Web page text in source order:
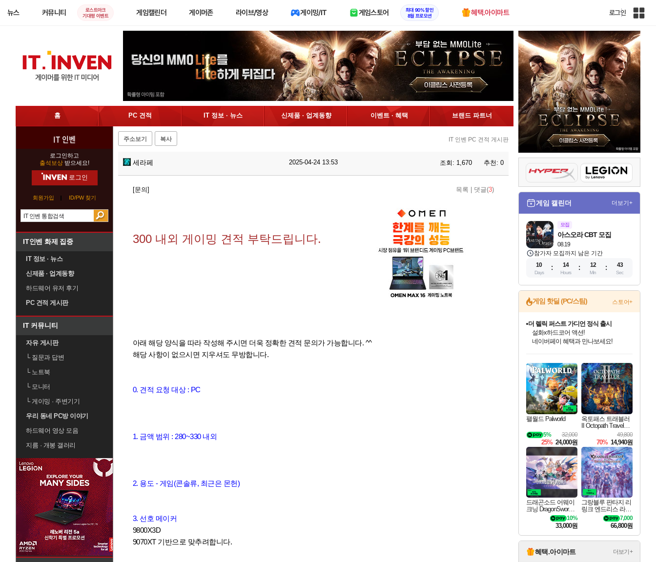
뉴스 커뮤니티
로스트아크
기대평 이벤트
게임캘린더 게이머존 라이브/영상 게이밍/IT 게임스토어
최대 90% 할인
8월 프로모션
혜택.아이마트 로그인
인
전
체
사
이
트
맵
홈 PC 견적 IT 정보 · 뉴스 신제품 · 업계동향 이벤트 · 혜택 브랜드 파트너
IT 인벤
로그인하고
출석보상 받으세요!
로그인
회원가입 ID/PW 찾기
IT인벤 화제 집중
IT 정보 · 뉴스
신제품 · 업계동향
하드웨어 유저 후기
PC 견적 게시판
IT 커뮤니티
자유 게시판
└질문과 답변
└노트북
└모니터
└게이밍 · 주변기기
우리 동네 PC방 이야기
하드웨어 영상 모음
지름 · 개봉 갤러리
주소보기 복사 IT 인벤 PC 견적 게시판
세라페 2025-04-24 13:53 조회: 1,670 추천: 0
[문의] 목록 댓글(3)
300 내외 게이밍 견적 부탁드립니다.
아래 해당 양식을 따라 작성해 주시면 더욱 정확한 견적 문의가 가능합니다. ^^
해당 사항이 없으시면 지우셔도 무방합니다.
0. 견적 요청 대상 : PC
1. 금액 범위 : 280~330 내외
2. 용도 - 게임(콘솔류, 최근은 몬헌)
3. 선호 메이커
9800X3D
9070XT 기반으로 맞추려합니다.
게임 캘린더 더보기+
모집
08.19
아스오라 CBT 모집
참가자 모집까지 남은 기간
10
Days
14
Hours
12
Min
42
Sec
게임 핫딜 (PC/스팀) 스토어+
최대 90% 할인가를 만나보세요!
네이버혜택과 함께 만나보세요!
50%할인&추가 적립까지!
네이버 포인트 혜택까지!
이니&베니 혜택까지!
네이버 혜택가와 함께 예약하세요!
할인&네이버혜택으로 만나보세요!
더 렐릭 퍼스트 가디언 정식 출시
설화x하드코어 액션!
네이버페이 혜택과 만나보세요!
베데스다 40주년 기념 할인 중!
40주년 프로모션으로 만나보세요!
할인가에 만나보세요!
일부 에디션 상시 할인!
혜택으로 예약 판매 중
편안하게 충전하세요
팰월드 Palworld
32,000
5%
25% 24,000원
옥토패스 트래블러
II Octopath Traveler I
49,800
70% 14,940원
드래곤소드 어웨이
크닝 DragonSword A
10%
33,000원
그랑블루 판타지 리
링크 엔드리스 라그
나로크 Granblue Fa
ntasy Relink Endless
7,000
66,800원
혜택.아이마트 더보기+